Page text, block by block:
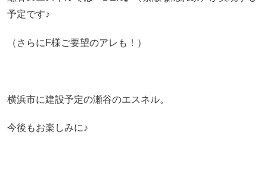
予定です♪
（さらにF様ご要望のアレも！）
横浜市に建設予定の瀬谷のエスネル。
今後もお楽しみに♪